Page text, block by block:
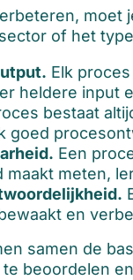
moet
of het
Elk
heldere input
bestaat
goed
Een
maakt meten,
en
samen de
beoordelen